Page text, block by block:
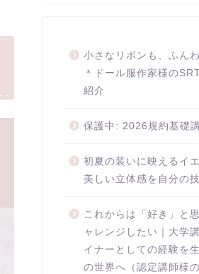
小さなリボンも、ふん
＊ドール服作家様の
紹介
保護中: 2026規約基礎
初夏の装いに映えるイ
美しい立体感を自分の
これからは「好き」と
ャレンジしたい｜大学
イナーとしての経験を
の世界へ（認定講師様の